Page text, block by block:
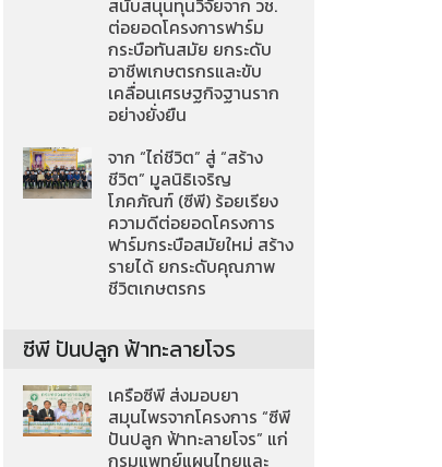
สนับสนุนทุนวิจัยจาก วช.
ต่อยอดโครงการฟาร์ม
กระบือทันสมัย ยกระดับ
อาชีพเกษตรกรและขับ
เคลื่อนเศรษฐกิจฐานราก
อย่างยั่งยืน
จาก “ไถ่ชีวิต” สู่ “สร้าง
ชีวิต” มูลนิธิเจริญ
โภคภัณฑ์ (ซีพี) ร้อยเรียง
ความดีต่อยอดโครงการ
ฟาร์มกระบือสมัยใหม่ สร้าง
รายได้ ยกระดับคุณภาพ
ชีวิตเกษตรกร
ซีพี ปันปลูก ฟ้าทะลายโจร
เครือซีพี ส่งมอบยา
สมุนไพรจากโครงการ “ซีพี
ปันปลูก ฟ้าทะลายโจร” แก่
กรมแพทย์แผนไทยและ